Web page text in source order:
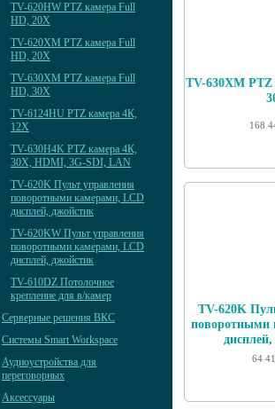
TV-620HW PTZ камера Full
HD, 20X
TV-620XM PTZ камера Full
HD, 20X
TV-630XM PTZ камера Full
HD, 30X
TV-6124HU PTZ камера 4К,
12X
TV-630H4K PTZ камера 4К,
30X, HDMI, 3G-SDI, LAN
TV-620K Пульт управления
поворотными камерами, LCD
дисплей, джойстик
TV-620KW Пульт управления
поворотными камерами, LCD
дисплей, джойстик
TV-610DZ Потолочное
крепление для в/камер
Серверные решения ВКС
Системы Smart Workspace
Аудиоустройства для
переговорных
Аксессуары
TV-630XM
168
TV-620K
поворотными
64